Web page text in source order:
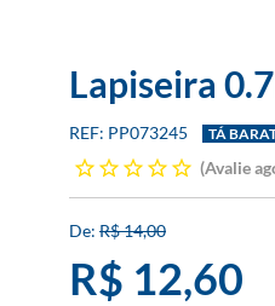
Lapiseira
PP073245 TÁ
Avalie
R$ 14,00
R$ 12,60